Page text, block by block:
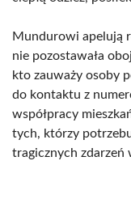
Mundurowi apelują
nie pozostawała
kto zauważy osoby
do kontaktu z
współpracy
tych, którzy
tragicznych zdarzeń